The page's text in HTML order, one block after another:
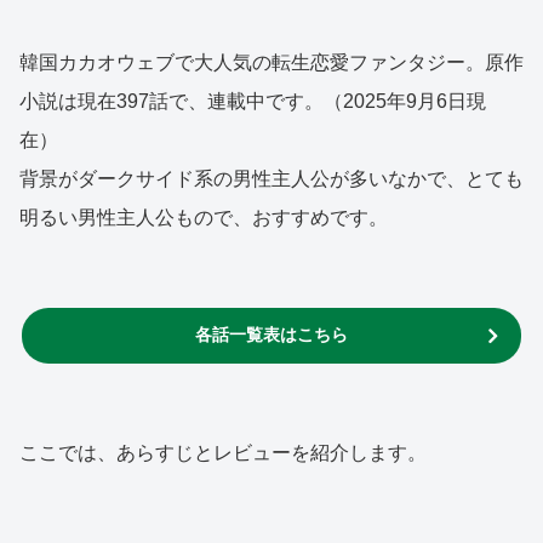
韓国カカオウェブで大人気の転生恋愛ファンタジー。原作
小説は現在397話で、連載中です。（2025年9月6日現
在）
背景がダークサイド系の男性主人公が多いなかで、とても
明るい男性主人公もので、おすすめです。
各話一覧表はこちら
ここでは、あらすじとレビューを紹介します。